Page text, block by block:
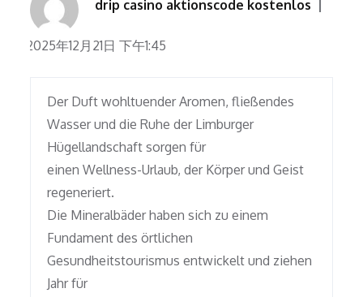
drip casino aktionscode kostenlos
2025年12月21日 下午1:45
Der Duft wohltuender Aromen, fließendes
Wasser und die Ruhe der Limburger
Hügellandschaft sorgen für
einen Wellness-Urlaub, der Körper und Geist
regeneriert.
Die Mineralbäder haben sich zu einem
Fundament des örtlichen
Gesundheitstourismus entwickelt und ziehen
Jahr für